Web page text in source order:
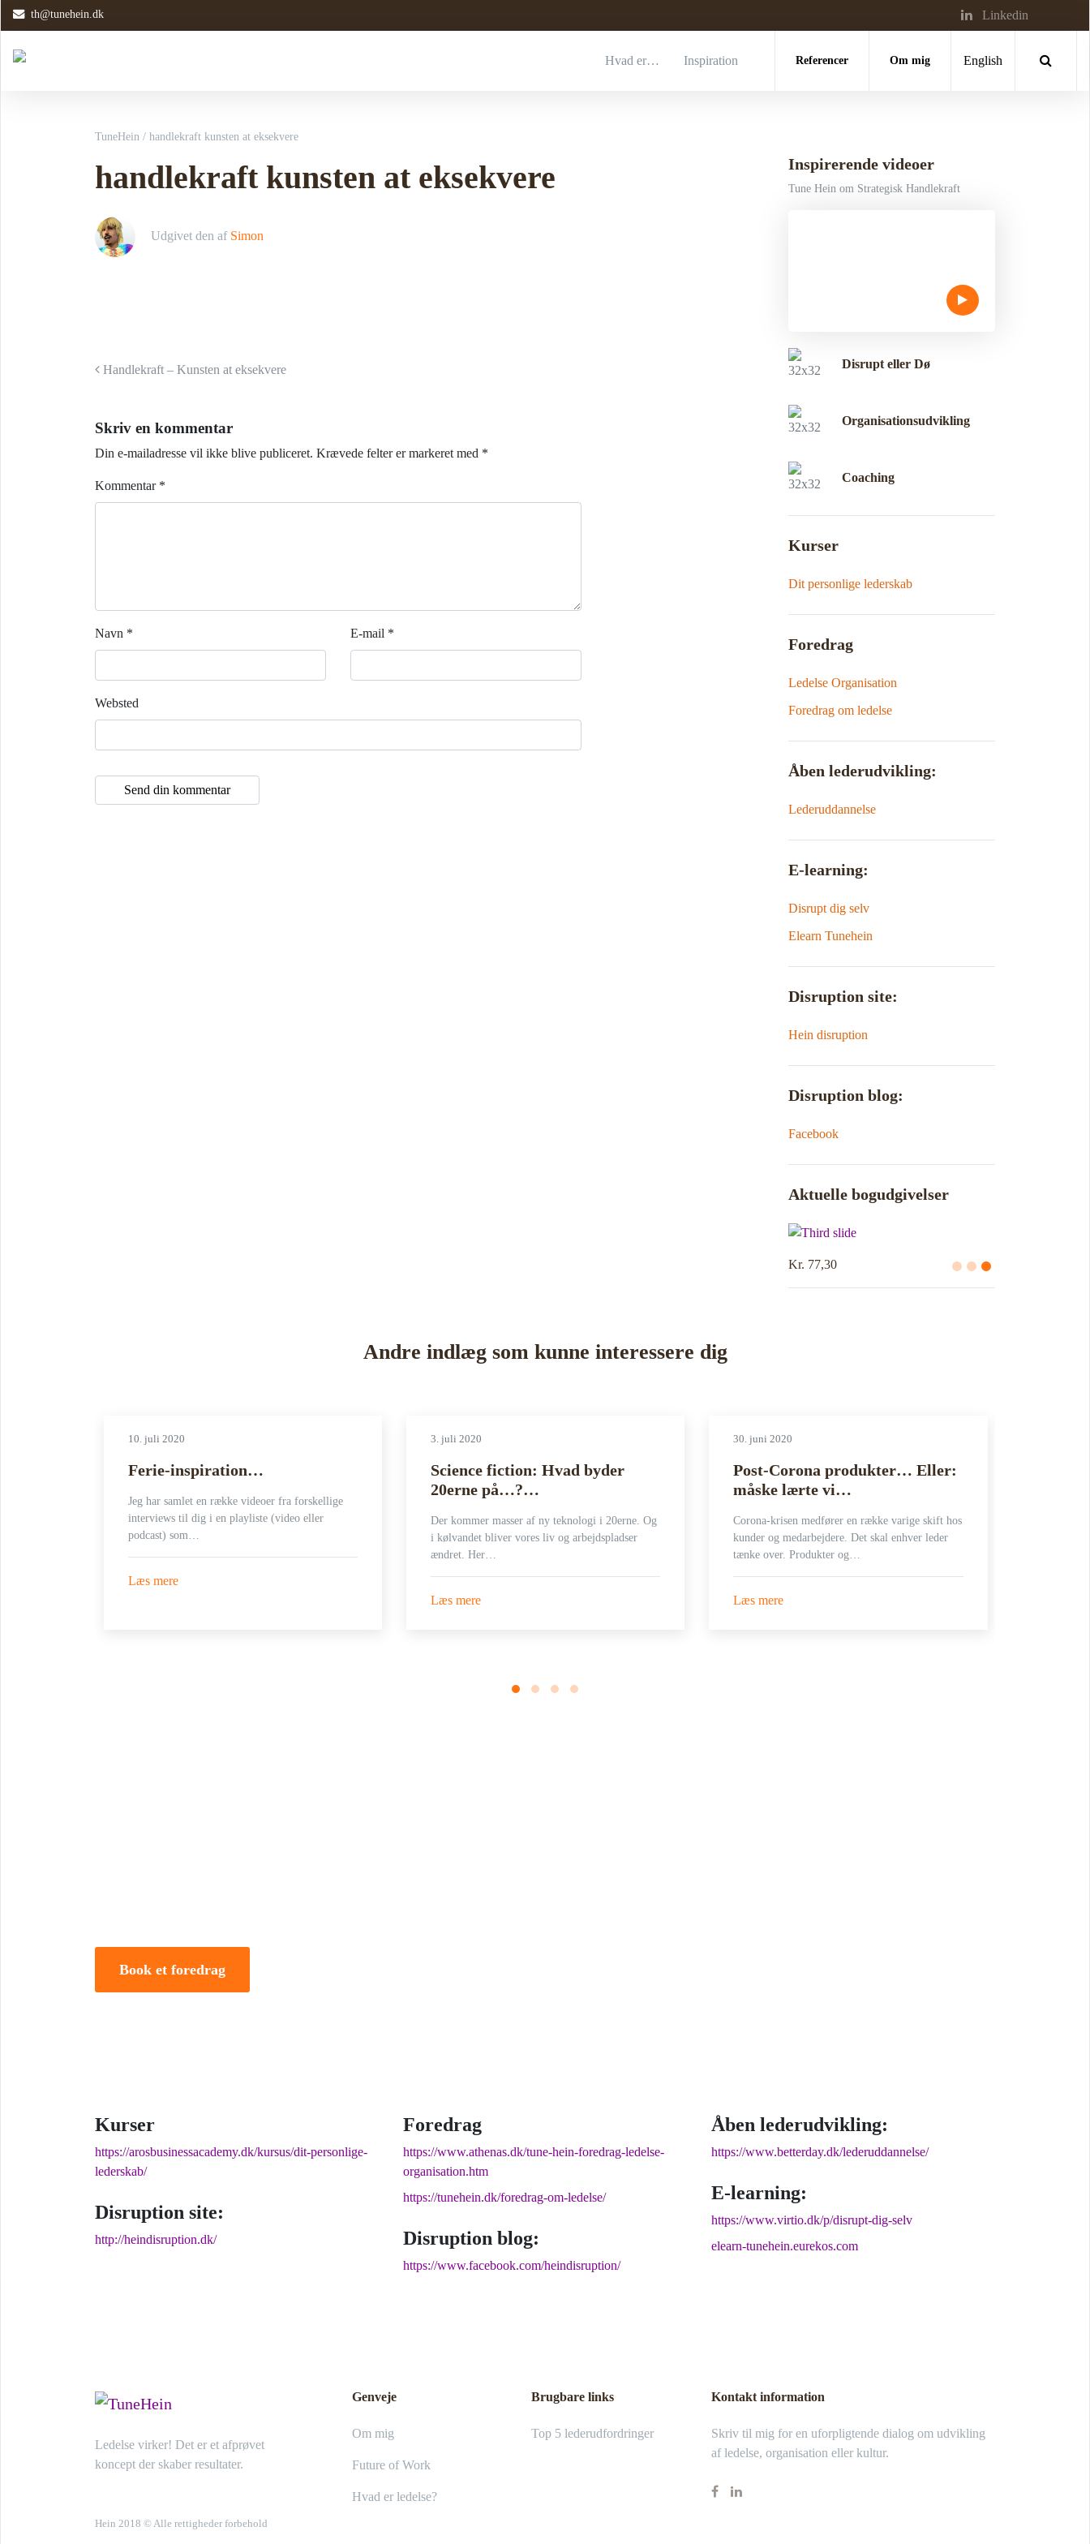
th@tunehein.dk Linkedin
Hvad er… Inspiration Referencer Om mig English
TuneHein / handlekraft kunsten at eksekvere
handlekraft kunsten at eksekvere
Udgivet den af Simon
Indlæg navigation
Handlekraft – Kunsten at eksekvere
Skriv en kommentar
Din e-mailadresse vil ikke blive publiceret. Krævede felter er markeret med *
Kommentar *
Navn * E-mail *
Websted
Inspirerende videoer
Tune Hein om Strategisk Handlekraft
Disrupt eller Dø
Organisationsudvikling
Coaching
Kurser
Dit personlige lederskab
Foredrag
Ledelse Organisation
Foredrag om ledelse
Åben lederudvikling:
Lederuddannelse
E-learning:
Disrupt dig selv
Elearn Tunehein
Disruption site:
Hein disruption
Disruption blog:
Facebook
Aktuelle bogudgivelser
Kr. 77,30
Andre indlæg som kunne interessere dig
10. juli 2020
Ferie-inspiration…
Jeg har samlet en række videoer fra forskellige
interviews til dig i en playliste (video eller
podcast) som…
Læs mere
3. juli 2020
Science fiction: Hvad byder
20erne på…?…
Der kommer masser af ny teknologi i 20erne. Og
i kølvandet bliver vores liv og arbejdspladser
ændret. Her…
Læs mere
30. juni 2020
Post-Corona produkter… Eller:
måske lærte vi…
Corona-krisen medfører en række varige skift hos
kunder og medarbejdere. Det skal enhver leder
tænke over. Produkter og…
Læs mere
Book et foredrag
Kurser
https://arosbusinessacademy.dk/kursus/dit-personlige-
lederskab/
Disruption site:
http://heindisruption.dk/
Foredrag
https://www.athenas.dk/tune-hein-foredrag-ledelse-
organisation.htm
https://tunehein.dk/foredrag-om-ledelse/
Disruption blog:
https://www.facebook.com/heindisruption/
Åben lederudvikling:
https://www.betterday.dk/lederuddannelse/
E-learning:
https://www.virtio.dk/p/disrupt-dig-selv
elearn-tunehein.eurekos.com
Ledelse virker! Det er et afprøvet
koncept der skaber resultater.
Hein 2018 © Alle rettigheder forbehold
Genveje
Om mig
Future of Work
Hvad er ledelse?
Brugbare links
Top 5 lederudfordringer
Kontakt information
Skriv til mig for en uforpligtende dialog om udvikling
af ledelse, organisation eller kultur.